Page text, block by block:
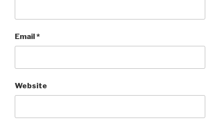
Email*
Website